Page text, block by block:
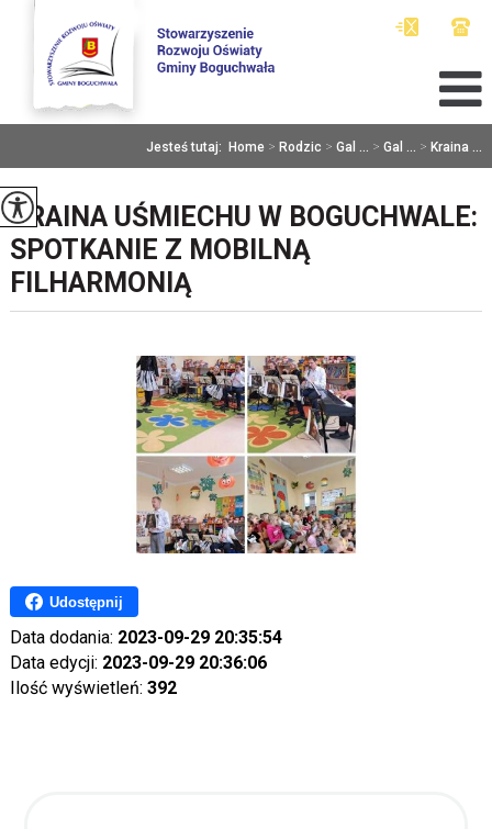
Jesteś tutaj: Home > Rodzic > Gal ... > Gal ... > Kraina ...
KRAINA UŚMIECHU W BOGUCHWALE:
SPOTKANIE Z MOBILNĄ
FILHARMONIĄ
Udostępnij
Data dodania: 2023-09-29 20:35:54
Data edycji: 2023-09-29 20:36:06
Ilość wyświetleń: 392